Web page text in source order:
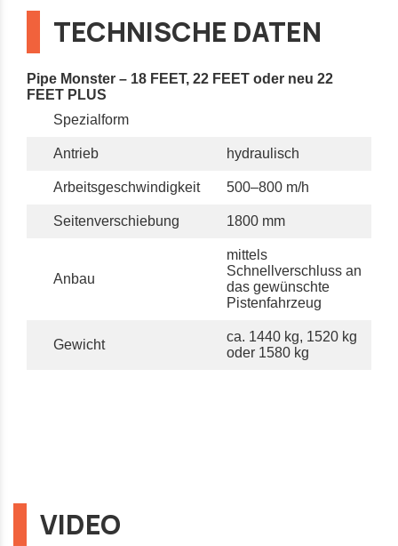
TECHNISCHE DATEN
Pipe Monster – 18 FEET, 22 FEET oder neu 22
FEET PLUS
Spezialform
Antrieb hydraulisch
Arbeitsgeschwindigkeit 500–800 m/h
Seitenverschiebung 1800 mm
Anbau
mittels
Schnellverschluss an
das gewünschte
Pistenfahrzeug
Gewicht
ca. 1440 kg, 1520 kg
oder 1580 kg
VIDEO